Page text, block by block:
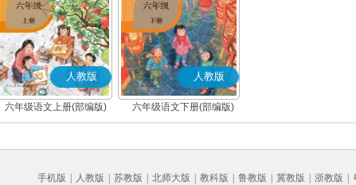
人教版
六年级语文上册(部编版)
人教版
六年级语文下册(部编版)
手机版 人教版 苏教版 北师大版 教科版 鲁教版 冀教版 浙教版